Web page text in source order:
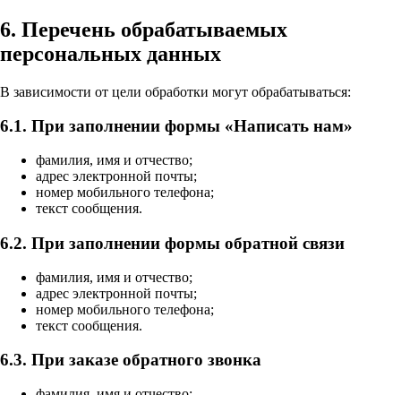
6. Перечень обрабатываемых
персональных данных
В зависимости от цели обработки могут обрабатываться:
6.1. При заполнении формы «Написать нам»
фамилия, имя и отчество;
адрес электронной почты;
номер мобильного телефона;
текст сообщения.
6.2. При заполнении формы обратной связи
фамилия, имя и отчество;
адрес электронной почты;
номер мобильного телефона;
текст сообщения.
6.3. При заказе обратного звонка